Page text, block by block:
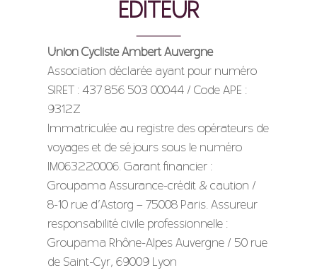
ÉDITEUR
Union Cycliste Ambert Auvergne
Association déclarée ayant pour numéro
SIRET : 437 856 503 00044 / Code APE :
9312Z
Immatriculée au registre des opérateurs de
voyages et de séjours sous le numéro
IM063220006. Garant financier :
Groupama Assurance-crédit & caution /
8-10 rue d’Astorg – 75008 Paris. Assureur
responsabilité civile professionnelle :
Groupama Rhône-Alpes Auvergne / 50 rue
de Saint-Cyr, 69009 Lyon